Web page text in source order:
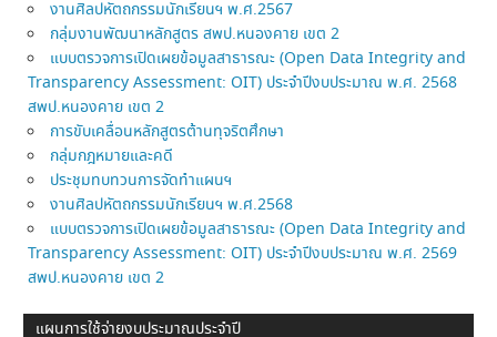
งานศิลปหัตถกรรมนักเรียนฯ พ.ศ.2567
กลุ่มงานพัฒนาหลักสูตร สพป.หนองคาย เขต 2
แบบตรวจการเปิดเผยข้อมูลสาธารณะ (Open Data Integrity and
Transparency Assessment: OIT) ประจำปีงบประมาณ พ.ศ. 2568
สพป.หนองคาย เขต 2
การขับเคลื่อนหลักสูตรต้านทุจริตศึกษา
กลุ่มกฎหมายและคดี
ประชุมทบทวนการจัดทำแผนฯ
งานศิลปหัตถกรรมนักเรียนฯ พ.ศ.2568
แบบตรวจการเปิดเผยข้อมูลสาธารณะ (Open Data Integrity and
Transparency Assessment: OIT) ประจำปีงบประมาณ พ.ศ. 2569
สพป.หนองคาย เขต 2
แผนการใช้จ่ายงบประมาณประจำปี